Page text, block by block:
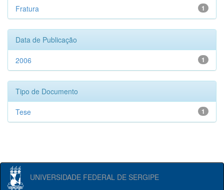
1
Fratura
Data de Publicação
1
2006
Tipo de Documento
1
Tese
UNIVERSIDADE FEDERAL DE SERGIPE